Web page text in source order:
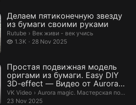
Делаем пятиконечную звезду
из бумаги своими руками
Rutube › Век живи - век учись.
Век живи - век учись
1.3K
1.3 thousand views
28 Nov 2025
Простая подвижная модель
оригами из бумаги. Easy DIY
3D-effect — Видео от Aurora
magi...
VK Video › Aurora magic. Мастерская
Aurora magic. Мастерская поделок, видеоуроки
23 Nov 2025